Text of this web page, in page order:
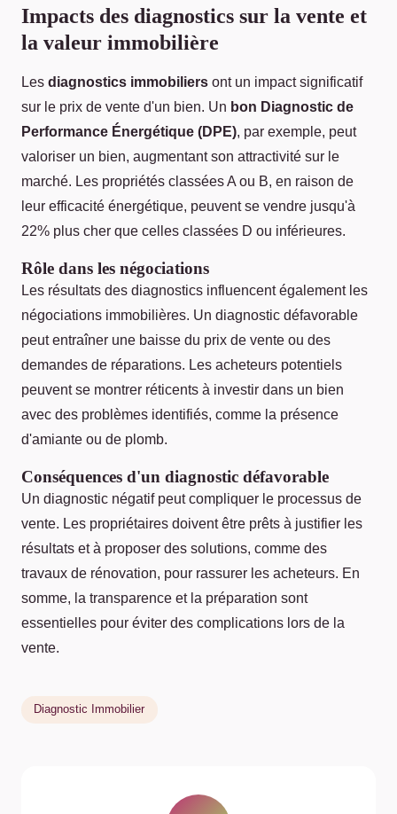
Impacts des diagnostics sur la vente et
la valeur immobilière
Les diagnostics immobiliers ont un impact significatif
sur le prix de vente d'un bien. Un bon Diagnostic de
Performance Énergétique (DPE), par exemple, peut
valoriser un bien, augmentant son attractivité sur le
marché. Les propriétés classées A ou B, en raison de
leur efficacité énergétique, peuvent se vendre jusqu'à
22% plus cher que celles classées D ou inférieures.
Rôle dans les négociations
Les résultats des diagnostics influencent également les
négociations immobilières. Un diagnostic défavorable
peut entraîner une baisse du prix de vente ou des
demandes de réparations. Les acheteurs potentiels
peuvent se montrer réticents à investir dans un bien
avec des problèmes identifiés, comme la présence
d'amiante ou de plomb.
Conséquences d'un diagnostic défavorable
Un diagnostic négatif peut compliquer le processus de
vente. Les propriétaires doivent être prêts à justifier les
résultats et à proposer des solutions, comme des
travaux de rénovation, pour rassurer les acheteurs. En
somme, la transparence et la préparation sont
essentielles pour éviter des complications lors de la
vente.
Diagnostic Immobilier